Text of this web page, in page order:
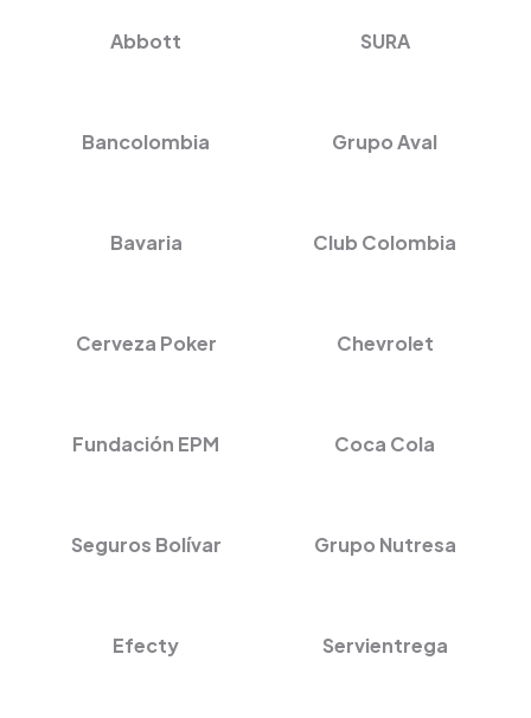
Abbott SURA
Bancolombia Grupo Aval
Bavaria Club Colombia
Cerveza Poker Chevrolet
Fundación EPM Coca Cola
Seguros Bolívar Grupo Nutresa
Efecty Servientrega